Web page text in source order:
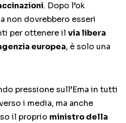
. Dopo l’ok
non dovrebbero esseri
per ottenere il via libera
europea, è solo una
pressione sull’Ema in tutti
i media, ma anche
il proprio ministro della